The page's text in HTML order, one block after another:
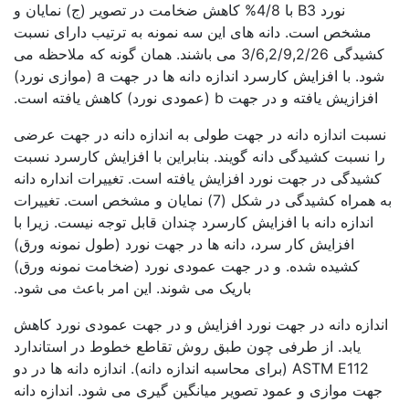
نورد B3 با 4/8% کاهش ضخامت در تصویر (ج) نمایان و
مشخص است. دانه های این سه نمونه به ترتیب دارای نسبت
کشیدگی 3/6,2/9,2/26 می باشند. همان گونه که ملاحظه می
شود. با افزایش کارسرد اندازه دانه ها در جهت a (موازی نورد)
افزازیش یافته و در جهت b (عمودی نورد) کاهش یافته است.
نسبت اندازه دانه در جهت طولی به اندازه دانه در جهت عرضی
را نسبت کشیدگی دانه گویند. بنابراین با افزایش کارسرد نسبت
کشیدگی در جهت نورد افزایش یافته است. تغییرات انداره دانه
به همراه کشیدگی در شکل (7) نمایان و مشخص است. تغییرات
اندازه دانه با افزایش کارسرد چندان قابل توجه نیست. زیرا با
افزایش کار سرد، دانه ها در جهت نورد (طول نمونه ورق)
کشیده شده. و در جهت عمودی نورد (ضخامت نمونه ورق)
باریک می شوند. این امر باعث می شود.
اندازه دانه در جهت نورد افزایش و در جهت عمودی نورد کاهش
یابد. از طرفی چون طبق روش تقاطع خطوط در استاندارد
ASTM E112 (برای محاسبه اندازه دانه). اندازه دانه ها در دو
جهت موازی و عمود تصویر میانگین گیری می شود. اندازه دانه